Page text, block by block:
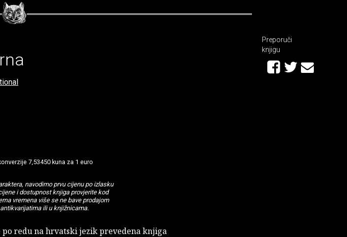
7,53450 kuna za 1 euro
navodimo prvu cijenu po izlasku
i dostupnost knjiga provjerite kod
vremena više se ne bave prodajom
ili u knjižnicama.
po redu na hrvatski jezik prevedena knjiga
Preporuči
knjigu